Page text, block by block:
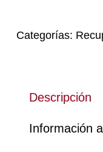
Categorías:
Descripción
Información